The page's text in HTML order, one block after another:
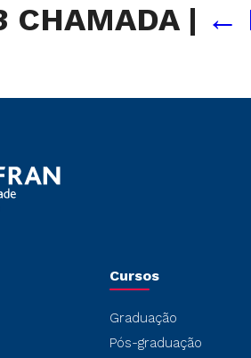
CHAMADA | ←
Cursos
Graduação
Pós-graduação